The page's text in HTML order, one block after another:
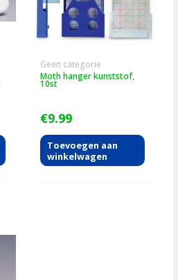
Geen categorie
Moth hanger kunststof,
10st
€9.99
Toevoegen aan
winkelwagen